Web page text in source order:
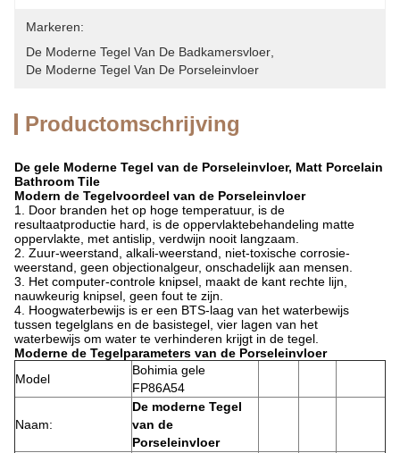
Markeren:
De Moderne Tegel Van De Badkamersvloer
De Moderne Tegel Van De Porseleinvloer
Productomschrijving
De gele Moderne Tegel van de Porseleinvloer, Matt Porcelain
Bathroom Tile
Modern de Tegelvoordeel van de Porseleinvloer
1. Door branden het op hoge temperatuur, is de
resultaatproductie hard, is de oppervlaktebehandeling matte
oppervlakte, met antislip, verdwijn nooit langzaam.
2. Zuur-weerstand, alkali-weerstand, niet-toxische corrosie-
weerstand, geen objectionalgeur, onschadelijk aan mensen.
3. Het computer-controle knipsel, maakt de kant rechte lijn,
nauwkeurig knipsel, geen fout te zijn.
4. Hoogwaterbewijs is er een BTS-laag van het waterbewijs
tussen tegelglans en de basistegel, vier lagen van het
waterbewijs om water te verhinderen krijgt in de tegel.
Moderne de Tegelparameters van de Porseleinvloer
Model
Bohimia gele
FP86A54
Naam:
De moderne Tegel
van de
Porseleinvloer